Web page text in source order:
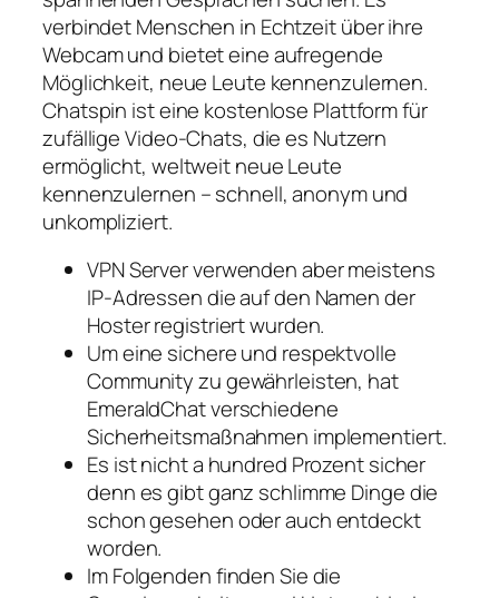
verbindet Menschen in Echtzeit über ihre
Webcam und bietet eine aufregende
Möglichkeit, neue Leute kennenzulernen.
Chatspin ist eine kostenlose Plattform für
zufällige Video-Chats, die es Nutzern
ermöglicht, weltweit neue Leute
kennenzulernen – schnell, anonym und
unkompliziert.
VPN Server verwenden aber meistens
IP-Adressen die auf den Namen der
Hoster registriert wurden.
Um eine sichere und respektvolle
Community zu gewährleisten, hat
EmeraldChat verschiedene
Sicherheitsmaßnahmen implementiert.
Es ist nicht a hundred Prozent sicher
denn es gibt ganz schlimme Dinge die
schon gesehen oder auch entdeckt
worden.
Im Folgenden finden Sie die